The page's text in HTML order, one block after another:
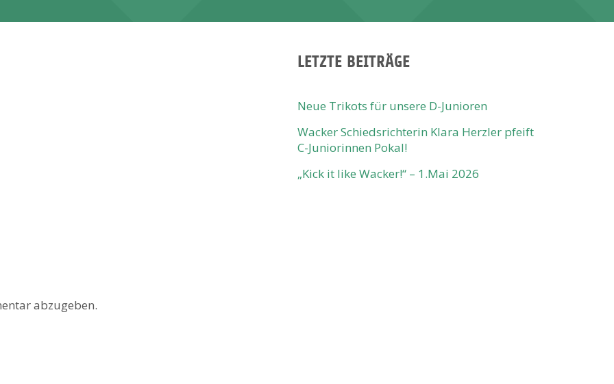
abzugeben.
LETZTE BEITRÄGE
Neue Trikots für unsere D-Junioren
Wacker Schiedsrichterin Klara Herzler pfeift
C-Juniorinnen Pokal!
„Kick it like Wacker!“ – 1.Mai 2026